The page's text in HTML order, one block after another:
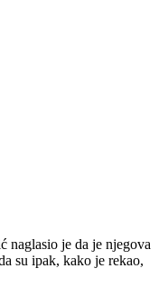
naglasio je da je njegova
su ipak, kako je rekao,